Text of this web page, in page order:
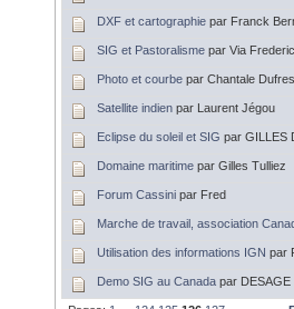
DXF et cartographie par Franck
SIG et Pastoralisme par Via
Photo et courbe par Chantale
Satellite indien par Laurent Jégou
Eclipse du soleil et SIG par GILLES
Domaine maritime par Gilles Tulliez
Forum Cassini par Fred
Marche de travail, association
Utilisation des informations IGN par
Demo SIG au Canada par DESAGE